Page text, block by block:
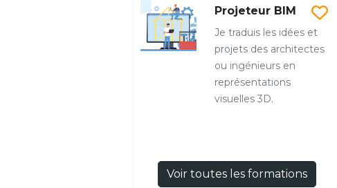
Projeteur BIM
Je traduis les idées et
projets des architectes
ou ingénieurs en
représentations
visuelles 3D.
Voir toutes les formations